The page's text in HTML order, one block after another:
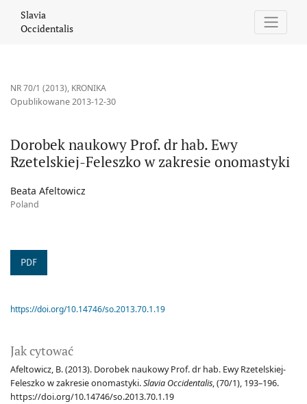
Slavia
Occidentalis
NR 70/1 (2013), KRONIKA
Dorobek naukowy Prof. dr hab. Ewy
Rzetelskiej-Feleszko w zakresie onomastyki
Opublikowane 2013-12-30
Beata Afeltowicz
Poland
PDF
Jak cytować
Afeltowicz, B. (2013). Dorobek naukowy Prof. dr hab. Ewy Rzetelskiej-
Feleszko w zakresie onomastyki.Slavia Occidentalis, (70/1), 193–196.
https://doi.org/10.14746/so.2013.70.1.19
https://doi.org/10.14746/so.2013.70.1.19